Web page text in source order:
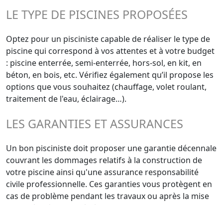
LE TYPE DE PISCINES PROPOSÉES
Optez pour un pisciniste capable de réaliser le type de
piscine qui correspond à vos attentes et à votre budget
: piscine enterrée, semi-enterrée, hors-sol, en kit, en
béton, en bois, etc. Vérifiez également qu’il propose les
options que vous souhaitez (chauffage, volet roulant,
traitement de l'eau, éclairage…).
LES GARANTIES ET ASSURANCES
Un bon pisciniste doit proposer une garantie décennale
couvrant les dommages relatifs à la construction de
votre piscine ainsi qu'une assurance responsabilité
civile professionnelle. Ces garanties vous protègent en
cas de problème pendant les travaux ou après la mise